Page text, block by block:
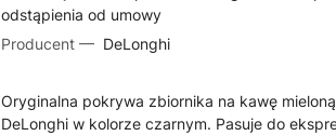
odstąpienia od umowy
Producent — DeLonghi
Oryginalna pokrywa zbiornika na kawę mieloną
DeLonghi w kolorze czarnym. Pasuje do